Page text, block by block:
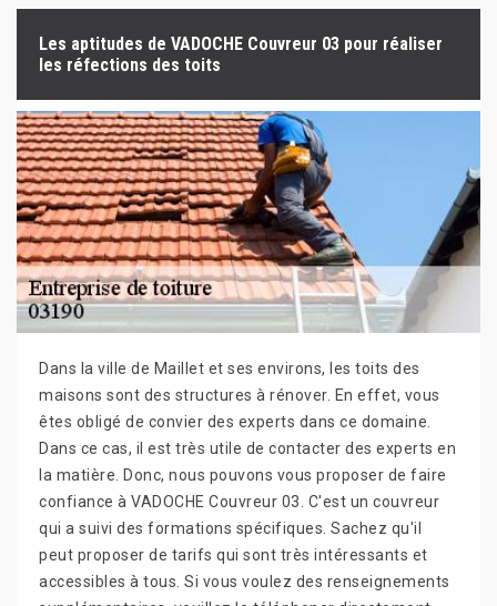
Les aptitudes de VADOCHE Couvreur 03 pour réaliser
les réfections des toits
Dans la ville de Maillet et ses environs, les toits des
maisons sont des structures à rénover. En effet, vous
êtes obligé de convier des experts dans ce domaine.
Dans ce cas, il est très utile de contacter des experts en
la matière. Donc, nous pouvons vous proposer de faire
confiance à VADOCHE Couvreur 03. C'est un couvreur
qui a suivi des formations spécifiques. Sachez qu'il
peut proposer de tarifs qui sont très intéressants et
accessibles à tous. Si vous voulez des renseignements